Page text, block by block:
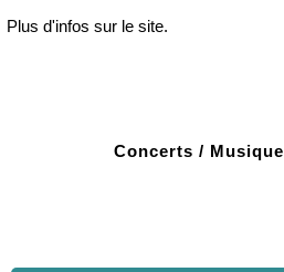
Plus d'infos sur le site.
Concerts / Musique